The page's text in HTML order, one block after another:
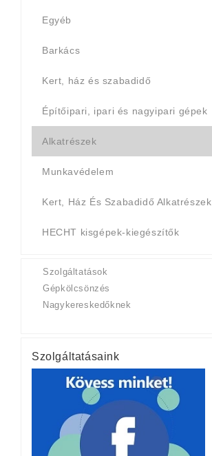
Egyéb
Barkács
Kert, ház és szabadidő
Építőipari, ipari és nagyipari gépek
Alkatrészek
Munkavédelem
Kert, Ház És Szabadidő Alkatrészek
HECHT kisgépek-kiegészítők
Szolgáltatások
Gépkölcsönzés
Nagykereskedőknek
Szolgáltatásaink